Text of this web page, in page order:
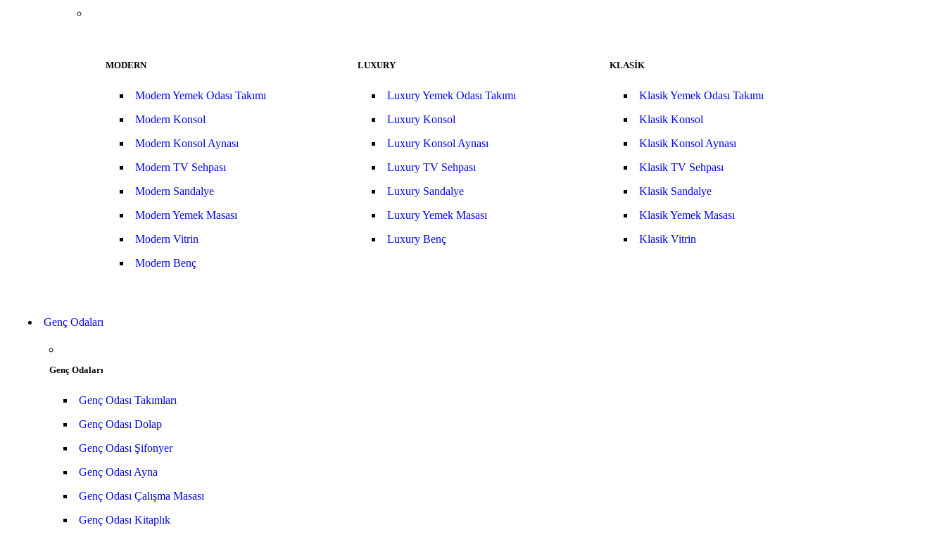
MODERN
Modern Yemek Odası Takımı
Modern Konsol
Modern Konsol Aynası
Modern TV Sehpası
Modern Sandalye
Modern Yemek Masası
Modern Vitrin
Modern Benç
LUXURY
Luxury Yemek Odası Takımı
Luxury Konsol
Luxury Konsol Aynası
Luxury TV Sehpası
Luxury Sandalye
Luxury Yemek Masası
Luxury Benç
KLASİK
Klasik Yemek Odası Takımı
Klasik Konsol
Klasik Konsol Aynası
Klasik TV Sehpası
Klasik Sandalye
Klasik Yemek Masası
Klasik Vitrin
Genç Odaları
Genç Odaları
Genç Odası Takımları
Genç Odası Dolap
Genç Odası Şifonyer
Genç Odası Ayna
Genç Odası Çalışma Masası
Genç Odası Kitaplık